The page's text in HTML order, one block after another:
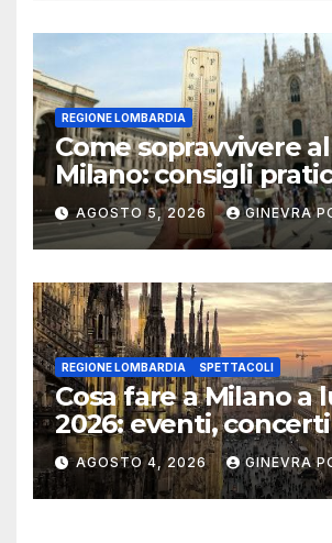
REGIONE LOMBARDIA
Come sopravvivere
Milano: consigli
AGOSTO 5, 2026 GINEVRA
REGIONE LOMBARDIA SPETTACOLI
Cosa fare a Milano a
2026: eventi,
mostre
AGOSTO 4, 2026 GINEVRA